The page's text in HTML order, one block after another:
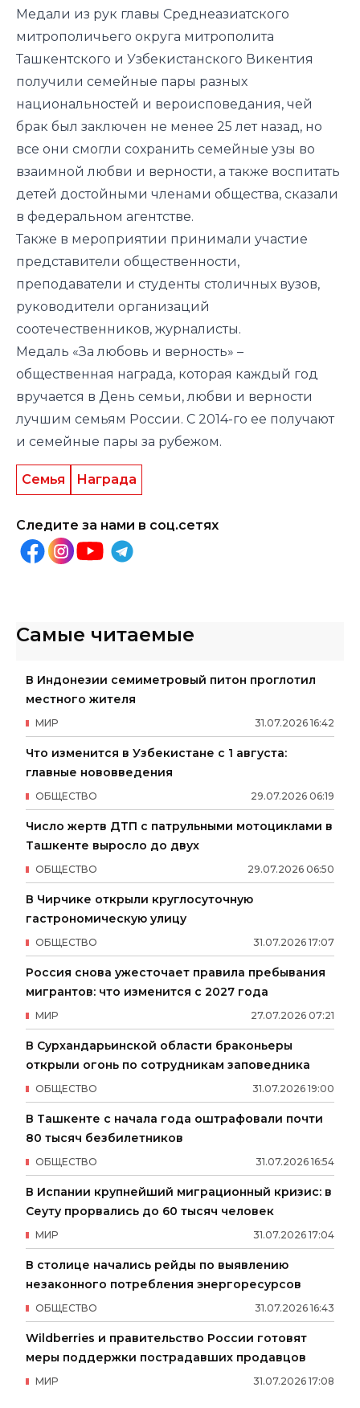
Медали из рук главы Среднеазиатского
митрополичьего округа митрополита
Ташкентского и Узбекистанского Викентия
получили семейные пары разных
национальностей и вероисповедания, чей
брак был заключен не менее 25 лет назад, но
все они смогли сохранить семейные узы во
взаимной любви и верности, а также воспитать
детей достойными членами общества, сказали
в федеральном агентстве.
Также в мероприятии принимали участие
представители общественности,
преподаватели и студенты столичных вузов,
руководители организаций
соотечественников, журналисты.
Медаль «За любовь и верность» –
общественная награда, которая каждый год
вручается в День семьи, любви и верности
лучшим семьям России. С 2014-го ее получают
и семейные пары за рубежом.
Семья Награда
Следите за нами в соц.сетях
Самые читаемые
В Индонезии семиметровый питон проглотил
местного жителя
31.07.2026 16:42
МИР
Что изменится в Узбекистане с 1 августа:
главные нововведения
29.07.2026 06:19
ОБЩЕСТВО
Число жертв ДТП с патрульными мотоциклами в
Ташкенте выросло до двух
29.07.2026 06:50
ОБЩЕСТВО
В Чирчике открыли круглосуточную
гастрономическую улицу
31.07.2026 17:07
ОБЩЕСТВО
Россия снова ужесточает правила пребывания
мигрантов: что изменится с 2027 года
27.07.2026 07:21
МИР
В Сурхандарьинской области браконьеры
открыли огонь по сотрудникам заповедника
31.07.2026 19:00
ОБЩЕСТВО
В Ташкенте с начала года оштрафовали почти
80 тысяч безбилетников
31.07.2026 16:54
ОБЩЕСТВО
В Испании крупнейший миграционный кризис: в
Сеуту прорвались до 60 тысяч человек
31.07.2026 17:04
МИР
В столице начались рейды по выявлению
незаконного потребления энергоресурсов
31.07.2026 16:43
ОБЩЕСТВО
Wildberries и правительство России готовят
меры поддержки пострадавших продавцов
31.07.2026 17:08
МИР